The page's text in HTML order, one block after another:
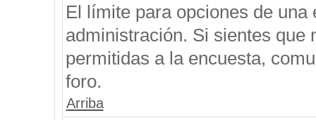
El límite para opciones de una
administración. Si sientes que
permitidas a la encuesta,
foro.
Arriba